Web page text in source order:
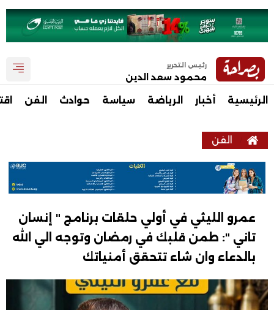
رئيس التحرير
محمود سعد الدين
الرئيسية أخبار الرياضة سياسة حوادث الفن
الفن
عمرو الليثي في أولي حلقات برنامج " إنسان
تاني ": طمن قلبك في رمضان وتوجه الي الله
بالدعاء وان شاء تتحقق أمنياتك